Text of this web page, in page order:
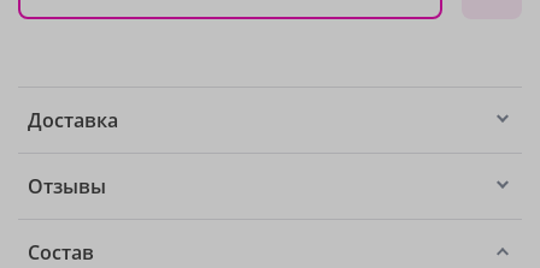
Доставка
Отзывы
Состав